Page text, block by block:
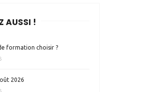
AUSSI !
formation choisir ?
2026